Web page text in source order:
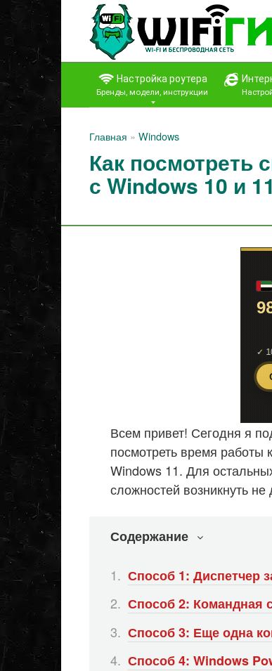
Перейти
контенту
Настройка роутера
Бренды, модели, инструкции
Главная » Windows
Как посмотреть
с Windows 10 и 11
Всем привет! Сегодня я
посмотреть время работы
Windows 11. Для
сложностей возникнуть
Содержание
Способ 1: Диспетчер
Способ 2: Командная
Способ 3: Еще одна
Способ 4: Windows